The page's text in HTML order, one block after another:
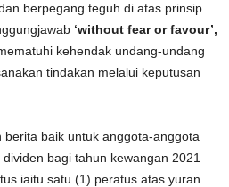
berpegang teguh di atas prinsip
‘without fear or favour’,
kehendak undang-undang
tindakan melalui keputusan
baik untuk anggota-anggota
bagi tahun kewangan 2021
iaitu satu (1) peratus atas yuran